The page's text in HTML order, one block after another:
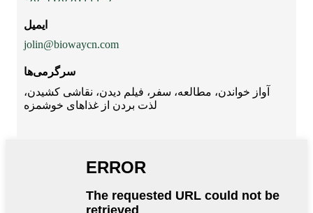
ایمیل
jolin@biowaycn.com
سرگرمی‌ها
آواز خواندن، مطالعه، سفر، فیلم دیدن، نقاشی کشیدن،
لذت بردن از غذاهای خوشمزه